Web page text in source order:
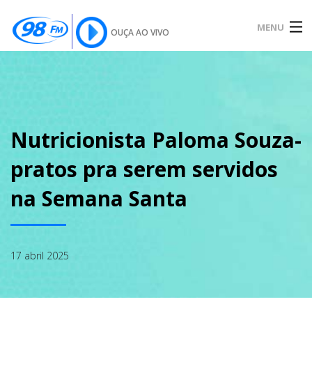
OUÇA AO VIVO MENU
SOBRE
NOTÍCIAS
Nutricionista Paloma Souza-
pratos pra serem servidos
na Semana Santa
17 abril 2025